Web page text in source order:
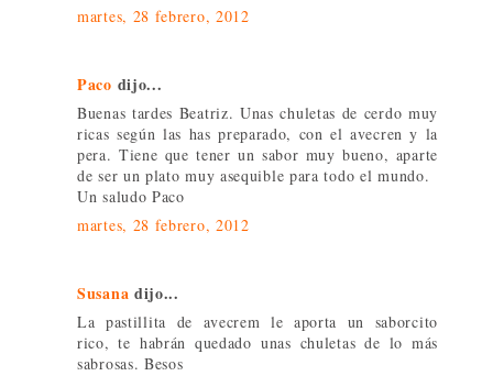
martes, 28 febrero, 2012
Paco dijo...
Buenas tardes Beatriz. Unas chuletas de cerdo muy
ricas según las has preparado, con el avecren y la
pera. Tiene que tener un sabor muy bueno, aparte
de ser un plato muy asequible para todo el mundo.
Un saludo Paco
martes, 28 febrero, 2012
Susana dijo...
La pastillita de avecrem le aporta un saborcito
rico, te habrán quedado unas chuletas de lo más
sabrosas. Besos